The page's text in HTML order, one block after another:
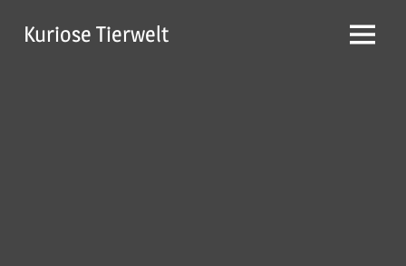
InhaltKuriose Tierwelt Menü